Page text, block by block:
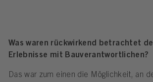
Was waren rückwirkend betrachtet
Erlebnisse mit Bauverantwortlichen?
Das war zum einen die Möglichkeit, an